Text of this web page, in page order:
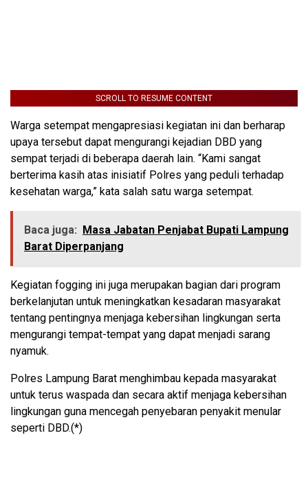
SCROLL TO RESUME CONTENT
Warga setempat mengapresiasi kegiatan ini dan berharap
upaya tersebut dapat mengurangi kejadian DBD yang
sempat terjadi di beberapa daerah lain. “Kami sangat
berterima kasih atas inisiatif Polres yang peduli terhadap
kesehatan warga,” kata salah satu warga setempat.
Baca juga:
Masa Jabatan Penjabat Bupati Lampung
Barat Diperpanjang
Kegiatan fogging ini juga merupakan bagian dari program
berkelanjutan untuk meningkatkan kesadaran masyarakat
tentang pentingnya menjaga kebersihan lingkungan serta
mengurangi tempat-tempat yang dapat menjadi sarang
nyamuk.
Polres Lampung Barat menghimbau kepada masyarakat
untuk terus waspada dan secara aktif menjaga kebersihan
lingkungan guna mencegah penyebaran penyakit menular
seperti DBD.(*)